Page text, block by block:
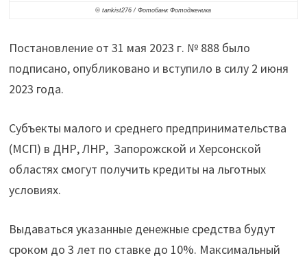
© tankist276 / Фотобанк Фотодженика
Постановление от 31 мая 2023 г. № 888 было
подписано, опубликовано и вступило в силу 2 июня
2023 года.
Субъекты малого и среднего предпринимательства
(МСП) в ДНР,ЛНР, Запорожской и Херсонской
областях смогут получить кредиты на льготных
условиях.
Выдаваться указанные денежные средства будут
сроком до 3 лет по ставке до 10%. Максимальный